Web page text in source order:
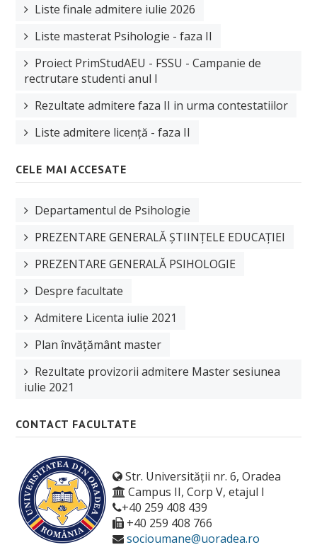
Liste finale admitere iulie 2026
Liste masterat Psihologie - faza II
Proiect PrimStudAEU - FSSU - Campanie de
rectrutare studenti anul I
Rezultate admitere faza II in urma contestatiilor
Liste admitere licență - faza II
CELE MAI ACCESATE
Departamentul de Psihologie
PREZENTARE GENERALĂ ȘTIINȚELE EDUCAȚIEI
PREZENTARE GENERALĂ PSIHOLOGIE
Despre facultate
Admitere Licenta iulie 2021
Plan învățământ master
Rezultate provizorii admitere Master sesiunea
iulie 2021
CONTACT FACULTATE
Str. Universității nr. 6, Oradea
Campus II, Corp V, etajul I
+40 259 408 439
+40 259 408 766
socioumane@uoradea.ro